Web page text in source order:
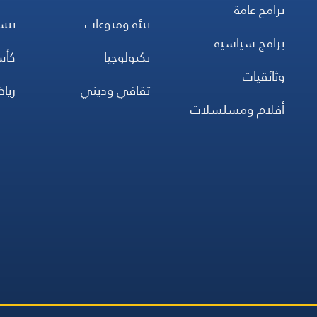
برامج عامة
برامج سياسية
وثائقيات
أفلام ومسلسلات
بيئة ومنوعات
تكنولوجيا
ثقافي وديني